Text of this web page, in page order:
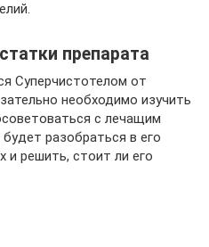
препарата
Суперчистотелом от
необходимо изучить
с лечащим
разобраться в его
и решить, стоит ли его